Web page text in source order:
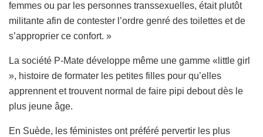
femmes ou par les personnes transsexuelles, était plutôt
militante afin de contester l’ordre genré des toilettes et de
s’approprier ce confort. »
La société P-Mate développe même une gamme «little girl
», histoire de formater les petites filles pour qu’elles
apprennent et trouvent normal de faire pipi debout dès le
plus jeune âge.
En Suède, les féministes ont préféré pervertir les plus